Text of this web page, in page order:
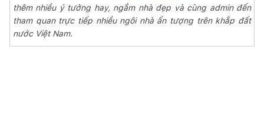
thêm nhiều ý tưởng hay, ngắm nhà đẹp và cùng admin đến
tham quan trực tiếp nhiều ngôi nhà ấn tượng trên khắp đất
nước Việt Nam.